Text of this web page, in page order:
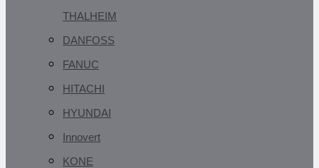
THALHEIM
DANFOSS
FANUC
HITACHI
HYUNDAI
Innovert
KONE